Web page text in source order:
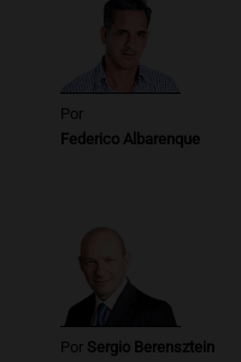
Por
Federico Albarenque
Por Sergio Berensztein